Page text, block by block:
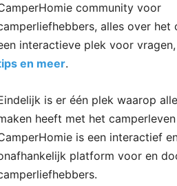
community voor
alles over het
interactieve plek voor
en meer.
is er één plek waarop
heeft met het
is een interactief
platform voor en